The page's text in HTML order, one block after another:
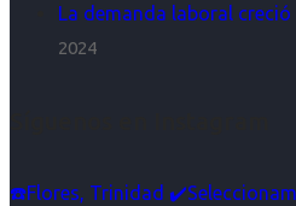
La demanda laboral creció
2024
☎️Flores, Trinidad